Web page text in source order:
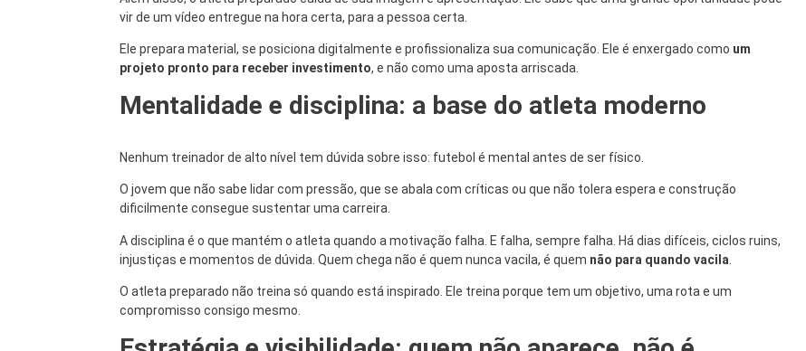
vir de um vídeo entregue na hora certa, para a pessoa certa.
Ele prepara material, se posiciona digitalmente e profissionaliza sua comunicação. Ele é enxergado como um
projeto pronto para receber investimento, e não como uma aposta arriscada.
Mentalidade e disciplina: a base do atleta moderno
Nenhum treinador de alto nível tem dúvida sobre isso: futebol é mental antes de ser físico.
O jovem que não sabe lidar com pressão, que se abala com críticas ou que não tolera espera e construção
dificilmente consegue sustentar uma carreira.
A disciplina é o que mantém o atleta quando a motivação falha. E falha, sempre falha. Há dias difíceis, ciclos ruins,
injustiças e momentos de dúvida. Quem chega não é quem nunca vacila, é quem não para quando vacila
O atleta preparado não treina só quando está inspirado. Ele treina porque tem um objetivo, uma rota e um
compromisso consigo mesmo.